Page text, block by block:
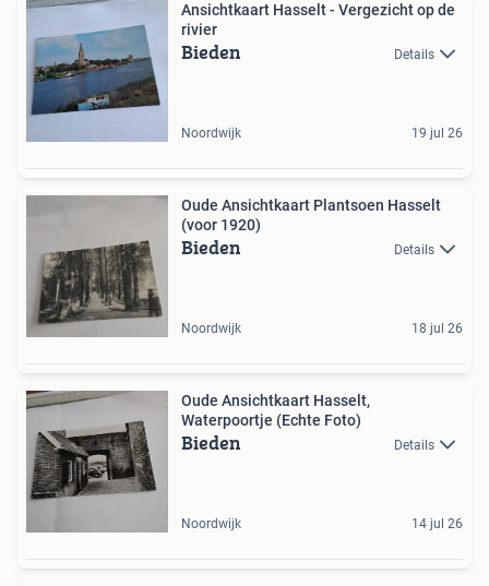
Ansichtkaart Hasselt - Vergezicht op de
rivier
Bieden Details
Noordwijk 19 jul 26
Oude Ansichtkaart Plantsoen Hasselt
(voor 1920)
Bieden Details
Noordwijk 18 jul 26
Oude Ansichtkaart Hasselt,
Waterpoortje (Echte Foto)
Bieden Details
Noordwijk 14 jul 26